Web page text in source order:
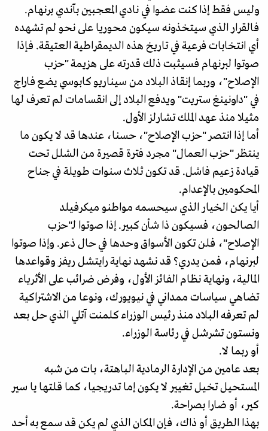
وليس فقط إذا كنت عضوا في نادي المعجبين بآندي برنهام.
فالقرار الذي سيتخذونه سيكون محوريا على نحو لم تشهده
أي انتخابات فرعية في تاريخ هذه الديمقراطية العتيقة. فإذا
صوتوا لبرنهام فسيثبت ذلك قدرته على هزيمة "حزب
الإصلاح"، وربما إنقاذ البلاد من سيناريو كابوسي يضع فاراج
في "داونينغ ستريت" ويدفع البلاد إلى انقسامات لم تعرف لها
مثيلا منذ عهد الملك تشارلز الأول.
أما إذا انتصر "حزب الإصلاح"، حسنا، عندها قد لا يكون ما
ينتظر "حزب العمال" مجرد فترة قصيرة من الشلل تحت
قيادة زعيم فاشل. قد تكون ثلاث سنوات طويلة في جناح
المحكومين بالإعدام.
أيا يكن الخيار الذي سيحسمه مواطنو ميكرفيلد
الصالحون، فسيكون ذا شأن كبير. إذا صوتوا لـ"حزب
الإصلاح"، فلن تكون الأسواق وحدها في حال ذعر. وإذا صوتوا
لبرنهام، فمن يدري؟ قد نشهد نهاية رايتشل ريفز وقواعدها
المالية، ونهاية نظام الفائز الأول، وفرض ضرائب على الأثرياء
تضاهي سياسات ممداني في نيويورك، ونوعا من الاشتراكية
لم تعرفه البلاد منذ رئيس الوزراء كلمنت آتلي الذي حل بعد
ونستون تشرشل في رئاسة الوزراء.
أو ربما لا.
بعد عامين من الإدارة الرمادية الباهتة، بات من شبه
المستحيل تخيل تغيير لا يكون إما تدريجيا، كما قلتها يا سير
كير، أو ضارا بصراحة.
بهذا الطريق أو ذاك، فإن المكان الذي لم يكن قد سمع به أحد